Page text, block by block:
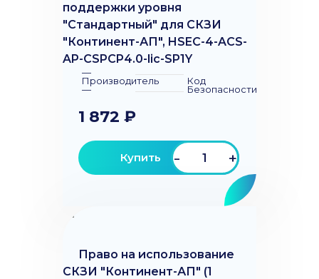
поддержки уровня
"Стандартный" для СКЗИ
"Континент-АП", HSEC-4-ACS-
AP-CSPCP4.0-lic-SP1Y
—
Производитель
—
Код
Безопасности
1 872 ₽
Купить - +
Право на использование
СКЗИ "Континент-АП" (1